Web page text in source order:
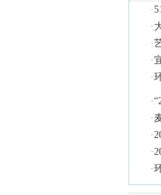
·
·
·
·
·
·
·
·
·
·